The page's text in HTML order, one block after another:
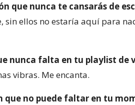
que nunca te cansarás de
sin ellos no estaría aquí para
nunca falta en tu playlist de
vibras. Me encanta.
que no puede faltar en tu